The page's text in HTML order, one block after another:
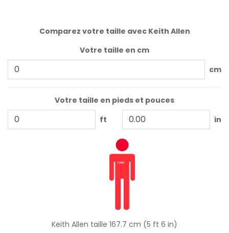
Comparez votre taille avec Keith Allen
Votre taille en cm
cm
Votre taille en pieds et pouces
ft
in
Keith Allen taille 167.7 cm (5 ft 6 in)